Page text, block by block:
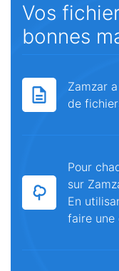
Vos
bonnes
Zamzar
de
Pour
sur
En
faire une